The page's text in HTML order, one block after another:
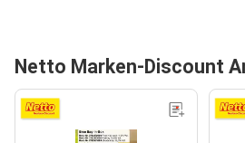
Netto Marken-Discount